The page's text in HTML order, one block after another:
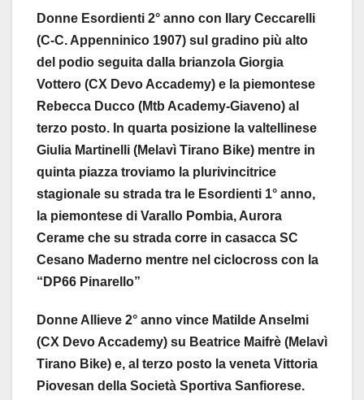
Donne Esordienti 2° anno con Ilary Ceccarelli
(C-C. Appenninico 1907) sul gradino più alto
del podio seguita dalla brianzola Giorgia
Vottero (CX Devo Accademy) e la piemontese
Rebecca Ducco (Mtb Academy-Giaveno) al
terzo posto. In quarta posizione la valtellinese
Giulia Martinelli (Melavì Tirano Bike) mentre in
quinta piazza troviamo la plurivincitrice
stagionale su strada tra le Esordienti 1° anno,
la piemontese di Varallo Pombia, Aurora
Cerame che su strada corre in casacca SC
Cesano Maderno mentre nel ciclocross con la
“DP66 Pinarello”
Donne Allieve 2° anno vince Matilde Anselmi
(CX Devo Accademy) su Beatrice Maifrè (Melavì
Tirano Bike) e, al terzo posto la veneta Vittoria
Piovesan della Società Sportiva Sanfiorese.